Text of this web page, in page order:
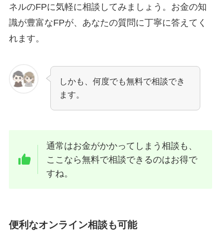
ネルのFPに気軽に相談してみましょう。お金の知
識が豊富なFPが、あなたの質問に丁寧に答えてく
れます。
しかも、何度でも無料で相談でき
ます。
通常はお金がかかってしまう相談も、
ここなら無料で相談できるのはお得で
すね。
便利なオンライン相談も可能